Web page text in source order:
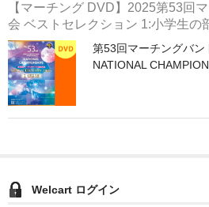
【マーチング DVD】2025第53回
会 ベストセレクション 1:小学生の
第53回マーチングバン
NATIONAL
Welcart ログイン